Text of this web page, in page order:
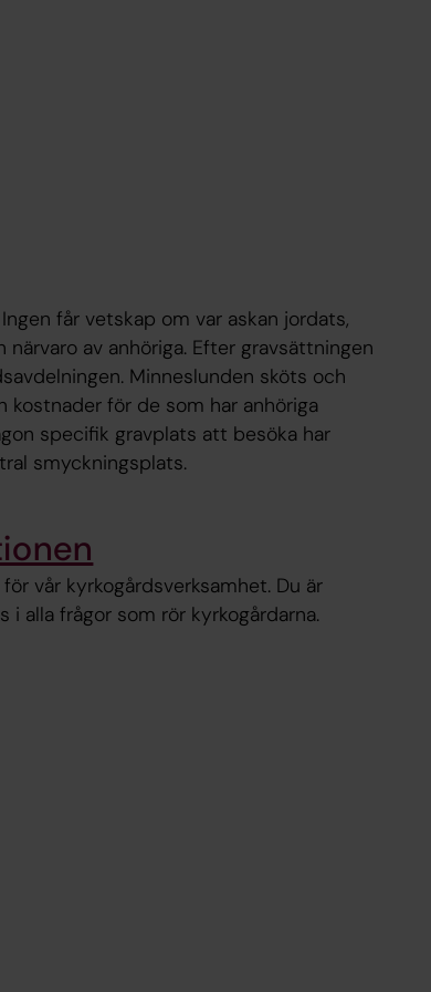
får vetskap om var askan jordats,
av anhöriga. Efter gravsättningen
Minneslunden sköts och
för de som har anhöriga
specifik gravplats att besöka har
smyckningsplats.
vår kyrkogårdsverksamhet. Du är
alla frågor som rör kyrkogårdarna.